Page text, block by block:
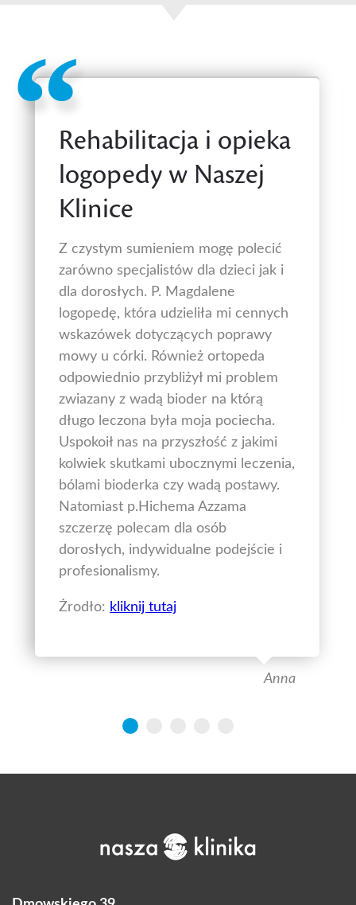
Rehabilitacja i opieka
logopedy w Naszej
Klinice
Z czystym sumieniem mogę polecić
zarówno specjalistów dla dzieci jak i
dla dorosłych. P. Magdalene
logopedę, która udzieliła mi cennych
wskazówek dotyczących poprawy
mowy u córki. Również ortopeda
odpowiednio przybliżył mi problem
zwiazany z wadą bioder na którą
długo leczona była moja pociecha.
Uspokoił nas na przyszłość z jakimi
kolwiek skutkami ubocznymi leczenia,
bólami bioderka czy wadą postawy.
Natomiast p.Hichema Azzama
szczerzę polecam dla osób
dorosłych, indywidualne podejście i
profesionalismy.
Żrodło: kliknij tutaj
Anna